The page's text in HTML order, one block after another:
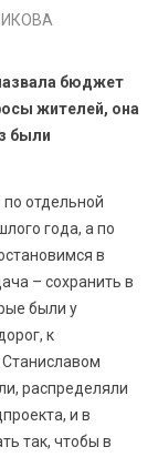
бюджет
жителей, она
были
отдельной
года, а по
в
– сохранить в
были у
к
распределяли
и в
так, чтобы в